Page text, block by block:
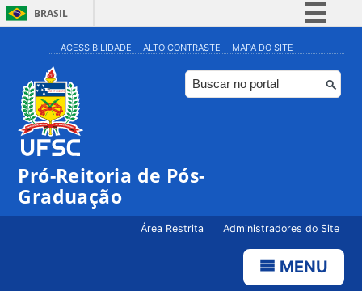
BRASIL
Simplifique!
Comunica BR
Participe
ACESSIBILIDADE ALTO CONTRASTE MAPA DO SITE
Pró-Reitoria de Pós-
Graduação
Área Restrita Administradores do Site
MENU